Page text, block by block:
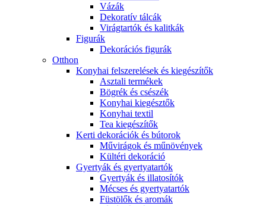
Vázák
Dekoratív tálcák
Virágtartók és kalitkák
Figurák
Dekorációs figurák
Otthon
Konyhai felszerelések és kiegészítők
Asztali termékek
Bögrék és csészék
Konyhai kiegésztők
Konyhai textil
Tea kiegészítők
Kerti dekorációk és bútorok
Művirágok és műnövények
Kültéri dekoráció
Gyertyák és gyertyatartók
Gyertyák és illatosítók
Mécses és gyertyatartók
Füstölők és aromák